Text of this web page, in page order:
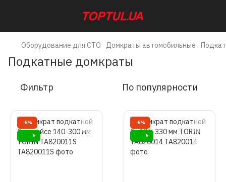
Оборудование для СТО Домкраты автомобильные
Подкатные домкраты
Фильтр По популярности
−5%
5
−5%
5